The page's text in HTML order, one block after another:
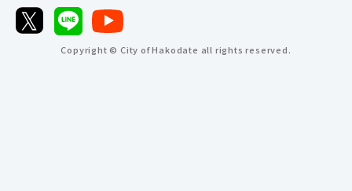
Copyright © City of Hakodate all rights reserved.